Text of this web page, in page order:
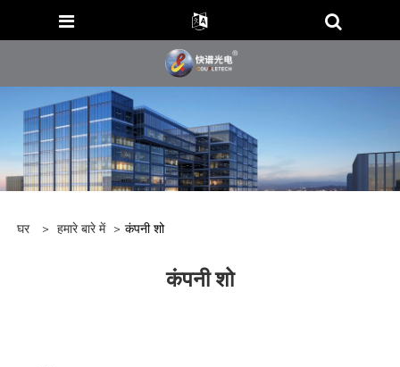
घर > हमारे बारे में > कंपनी शो
कंपनी शो